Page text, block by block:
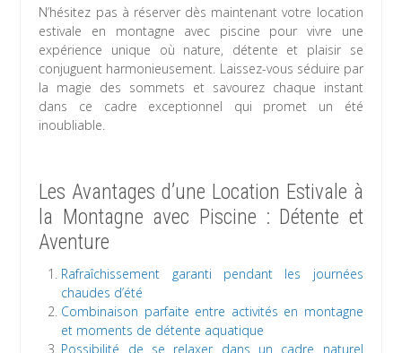
N’hésitez pas à réserver dès maintenant votre location
estivale en montagne avec piscine pour vivre une
expérience unique où nature, détente et plaisir se
conjuguent harmonieusement. Laissez-vous séduire par
la magie des sommets et savourez chaque instant
dans ce cadre exceptionnel qui promet un été
inoubliable.
Les Avantages d’une Location Estivale à
la Montagne avec Piscine : Détente et
Aventure
Rafraîchissement garanti pendant les journées
chaudes d’été
Combinaison parfaite entre activités en montagne
et moments de détente aquatique
Possibilité de se relaxer dans un cadre naturel